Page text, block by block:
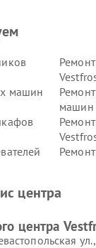
машин
машин
центра
центра